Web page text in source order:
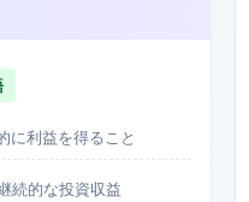
に利益を得ること
続的な投資収益